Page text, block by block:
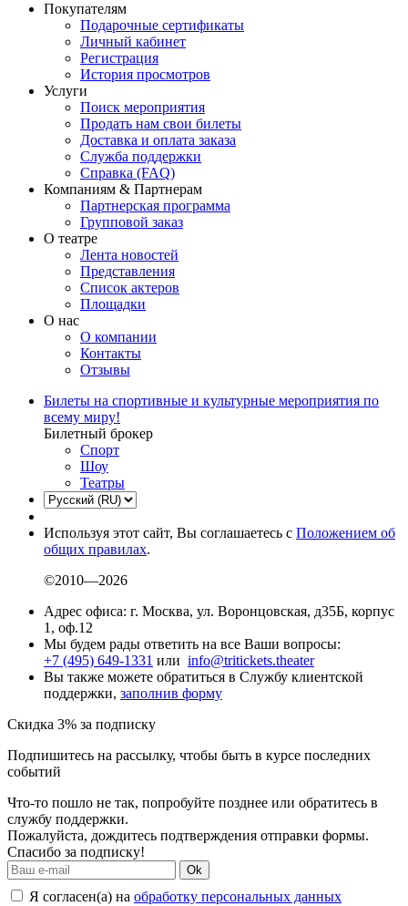
Покупателям
Подарочные сертификаты
Личный кабинет
Регистрация
История просмотров
Услуги
Поиск мероприятия
Продать нам свои билеты
Доставка и оплата заказа
Служба поддержки
Справка (FAQ)
Компаниям & Партнерам
Партнерская программа
Групповой заказ
О театре
Лента новостей
Представления
Список актеров
Площадки
О нас
О компании
Контакты
Отзывы
Билеты на спортивные и культурные мероприятия по
всему миру!
Билетный брокер
Спорт
Шоу
Театры
Используя этот сайт, Вы соглашаетесь с Положением об
общих правилах.
©2010—2026
Адрес офиса: г. Москва, ул. Воронцовская, д35Б, корпус
1, оф.12
Мы будем рады ответить на все Ваши вопросы:
+7 (495) 649-1331 или info@tritickets.theater
Вы также можете обратиться в Службу клиентской
поддержки, заполнив форму
Скидка 3% за подписку
Подпишитесь на рассылку, чтобы быть в курсе последних
событий
Что-то пошло не так, попробуйте позднее или обратитесь в
службу поддержки.
Пожалуйста, дождитесь подтверждения отправки формы.
Спасибо за подписку!
Ok
Я согласен(а) на обработку персональных данных